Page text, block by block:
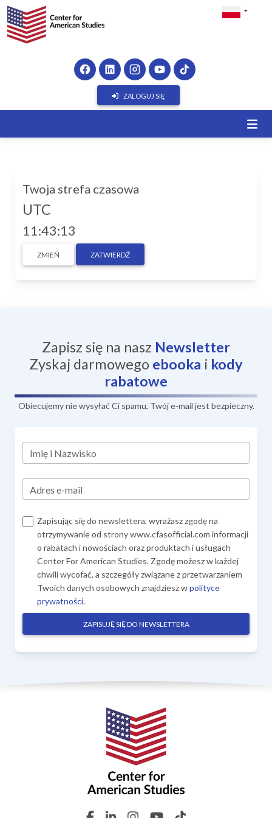
ZALOGUJ SIĘ
Twoja strefa czasowa
UTC
11:43:13
ZMIEŃ ZATWIERDŹ
Zapisz się na nasz Newsletter
Zyskaj darmowego ebooka i kody
rabatowe
Obiecujemy nie wysyłać Ci spamu, Twój e-mail jest bezpieczny.
Imię i Nazwisko
Adres e-mail
Zapisując się do newslettera, wyrażasz zgodę na
otrzymywanie od strony www.cfasofficial.com informacji
o rabatach i nowościach oraz produktach i usługach
Center For American Studies. Zgodę możesz w każdej
chwili wycofać, a szczegóły związane z przetwarzaniem
Twoich danych osobowych znajdziesz wpolityce
prywatności.
ZAPISUJĘ SIĘ DO NEWSLETTERA